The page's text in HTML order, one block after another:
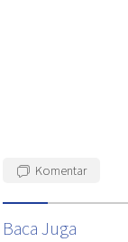
Komentar
Baca Juga